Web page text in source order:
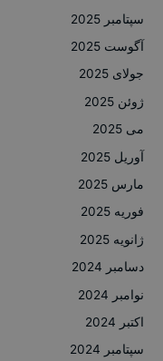
سپتامبر 2025
آگوست 2025
جولای 2025
ژوئن 2025
می 2025
آوریل 2025
مارس 2025
فوریه 2025
ژانویه 2025
دسامبر 2024
نوامبر 2024
اکتبر 2024
سپتامبر 2024